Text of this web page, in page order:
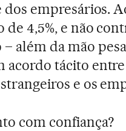
empresários.
4,5%, e não
além da mão
acordo tácito
e os
com confiança?